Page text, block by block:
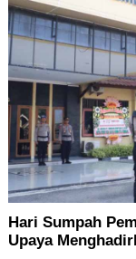
Hari Sumpah
Upaya